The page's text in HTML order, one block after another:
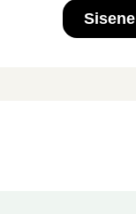
Sisene